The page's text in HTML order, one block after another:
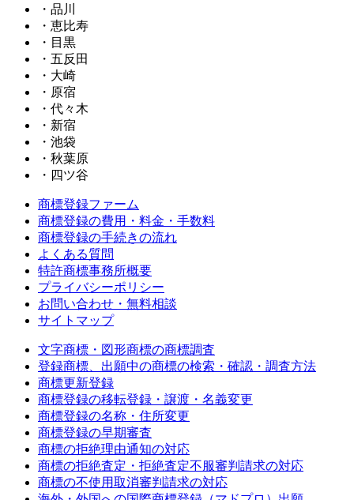
・品川
・恵比寿
・目黒
・五反田
・大崎
・原宿
・代々木
・新宿
・池袋
・秋葉原
・四ツ谷
商標登録ファーム
商標登録の費用・料金・手数料
商標登録の手続きの流れ
よくある質問
特許商標事務所概要
プライバシーポリシー
お問い合わせ・無料相談
サイトマップ
文字商標・図形商標の商標調査
登録商標、出願中の商標の検索・確認・調査方法
商標更新登録
商標登録の移転登録・譲渡・名義変更
商標登録の名称・住所変更
商標登録の早期審査
商標の拒絶理由通知の対応
商標の拒絶査定・拒絶査定不服審判請求の対応
商標の不使用取消審判請求の対応